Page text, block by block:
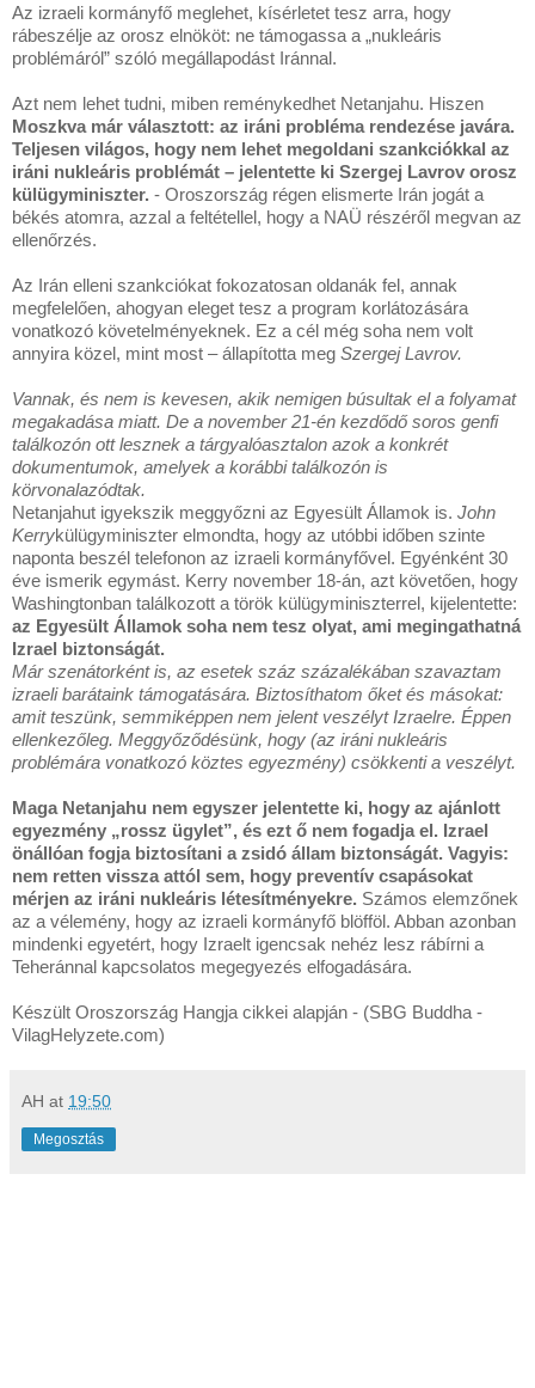
Az izraeli kormányfő meglehet, kísérletet tesz arra, hogy
rábeszélje az orosz elnököt: ne támogassa a „nukleáris
problémáról” szóló megállapodást Iránnal.
Azt nem lehet tudni, miben reménykedhet Netanjahu. Hiszen
Moszkva már választott: az iráni probléma rendezése javára.
Teljesen világos, hogy nem lehet megoldani szankciókkal az
iráni nukleáris problémát – jelentette ki Szergej Lavrov orosz
külügyminiszter. - Oroszország régen elismerte Irán jogát a
békés atomra, azzal a feltétellel, hogy a NAÜ részéről megvan az
ellenőrzés.
Az Irán elleni szankciókat fokozatosan oldanák fel, annak
megfelelően, ahogyan eleget tesz a program korlátozására
vonatkozó követelményeknek. Ez a cél még soha nem volt
annyira közel, mint most – állapította meg Szergej Lavrov.
Vannak, és nem is kevesen, akik nemigen búsultak el a folyamat
megakadása miatt. De a november 21-én kezdődő soros genfi
találkozón ott lesznek a tárgyalóasztalon azok a konkrét
dokumentumok, amelyek a korábbi találkozón is
körvonalazódtak.
Netanjahut igyekszik meggyőzni az Egyesült Államok is. John
Kerrykülügyminiszter elmondta, hogy az utóbbi időben szinte
naponta beszél telefonon az izraeli kormányfővel. Egyénként 30
éve ismerik egymást. Kerry november 18-án, azt követően, hogy
Washingtonban találkozott a török külügyminiszterrel, kijelentette:
az Egyesült Államok soha nem tesz olyat, ami megingathatná
Izrael biztonságát.
Már szenátorként is, az esetek száz százalékában szavaztam
izraeli barátaink támogatására. Biztosíthatom őket és másokat:
amit teszünk, semmiképpen nem jelent veszélyt Izraelre. Éppen
ellenkezőleg. Meggyőződésünk, hogy (az iráni nukleáris
problémára vonatkozó köztes egyezmény) csökkenti a veszélyt.
Maga Netanjahu nem egyszer jelentette ki, hogy az ajánlott
egyezmény „rossz ügylet”, és ezt ő nem fogadja el. Izrael
önállóan fogja biztosítani a zsidó állam biztonságát. Vagyis:
nem retten vissza attól sem, hogy preventív csapásokat
mérjen az iráni nukleáris létesítményekre. Számos elemzőnek
az a vélemény, hogy az izraeli kormányfő blöfföl. Abban azonban
mindenki egyetért, hogy Izraelt igencsak nehéz lesz rábírni a
Teheránnal kapcsolatos megegyezés elfogadására.
Készült Oroszország Hangja cikkei alapján - (SBG Buddha -
VilagHelyzete.com)
AH at 19:50
Megosztás